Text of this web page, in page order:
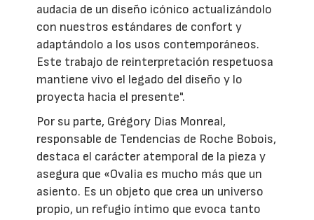
audacia de un diseño icónico actualizándolo
con nuestros estándares de confort y
adaptándolo a los usos contemporáneos.
Este trabajo de reinterpretación respetuosa
mantiene vivo el legado del diseño y lo
proyecta hacia el presente".
Por su parte, Grégory Dias Monreal,
responsable de Tendencias de Roche Bobois,
destaca el carácter atemporal de la pieza y
asegura que «Ovalia es mucho más que un
asiento. Es un objeto que crea un universo
propio, un refugio íntimo que evoca tanto